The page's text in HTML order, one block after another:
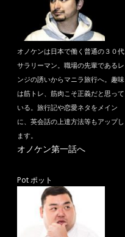
オノケンは日本で働く普通の３０代
サラリーマン。職場の先輩であるレ
ンジの誘いからマニラ旅行へ。趣味
は筋トレ、筋肉こそ正義だと思って
いる。旅行記や恋愛ネタをメイン
に、英会話の上達方法等もアップし
ます。
オノケン第一話へ
Pot ポット